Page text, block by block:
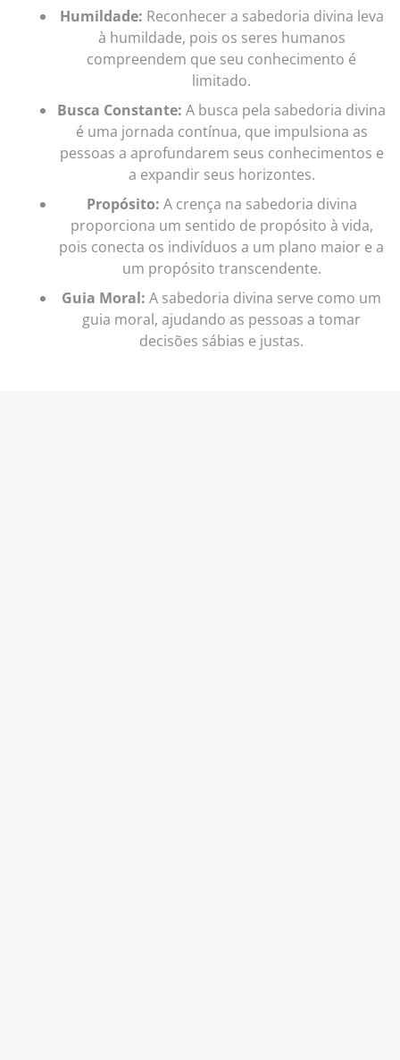
Humildade: Reconhecer a sabedoria divina leva
à humildade, pois os seres humanos
compreendem que seu conhecimento é
limitado.
Busca Constante: A busca pela sabedoria divina
é uma jornada contínua, que impulsiona as
pessoas a aprofundarem seus conhecimentos e
a expandir seus horizontes.
Propósito: A crença na sabedoria divina
proporciona um sentido de propósito à vida,
pois conecta os indivíduos a um plano maior e a
um propósito transcendente.
Guia Moral: A sabedoria divina serve como um
guia moral, ajudando as pessoas a tomar
decisões sábias e justas.